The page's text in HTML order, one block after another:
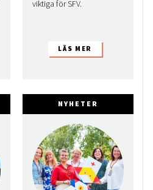
viktiga för SFV.
NYHETER